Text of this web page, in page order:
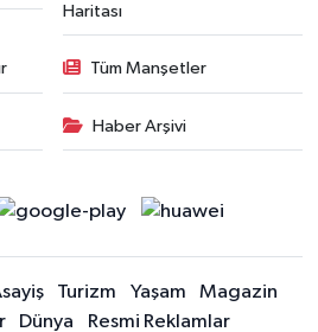
Haritası
Tüm Manşetler
Haber Arşivi
Turizm Yaşam
Magazin
Dünya Resmi Reklamlar